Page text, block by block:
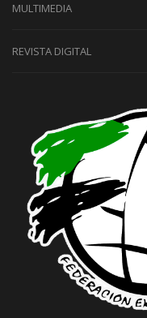
MULTIMEDIA
REVISTA DIGITAL